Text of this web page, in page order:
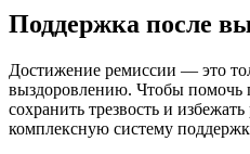
Поддержка после
Достижение ремиссии — это
выздоровлению. Чтобы помочь
сохранить трезвость и
комплексную систему